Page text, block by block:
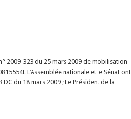
2009-323 du 25 mars 2009 de mobilisation
L’Assemblée nationale et le Sénat ont
du 18 mars 2009 ; Le Président de la